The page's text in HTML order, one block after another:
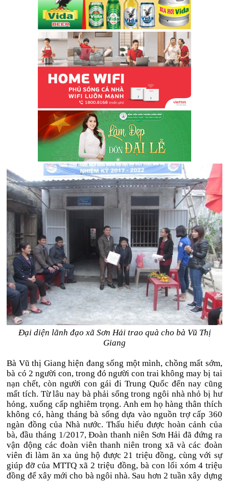
Đại diện lãnh đạo xã Sơn Hải trao quà cho bà Vũ Thị
Giang
Bà Vũ thị Giang hiện đang sống một mình, chồng mất sớm,
bà có 2 người con, trong đó người con trai không may bị tai
nạn chết, còn người con gái đi Trung Quốc đến nay cũng
mất tích. Từ lâu nay bà phải sống trong ngôi nhà nhỏ bị hư
hỏng, xuống cấp nghiêm trọng. Anh em họ hàng thân thích
không có, hàng tháng bà sống dựa vào nguồn trợ cấp 360
ngàn đồng của Nhà nước. Thấu hiểu được hoàn cảnh của
bà, đầu tháng 1/2017, Đoàn thanh niên Sơn Hải đã đứng ra
vận động các đoàn viên thanh niên trong xã và các đoàn
viên đi làm ăn xa ủng hộ được 21 triệu đồng, cùng với sự
giúp đỡ của MTTQ xã 2 triệu đồng, bà con lối xóm 4 triệu
đồng để xây mới cho bà ngôi nhà. Sau hơn 2 tuần xây dựng